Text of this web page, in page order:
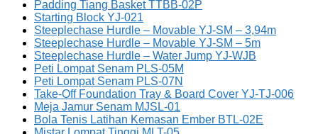
Padding Tiang Basket TTBB-02P
Starting Block YJ-021
Steeplechase Hurdle – Movable YJ-SM – 3,94m
Steeplechase Hurdle – Movable YJ-SM – 5m
Steeplechase Hurdle – Water Jump YJ-WJB
Peti Lompat Senam PLS-05M
Peti Lompat Senam PLS-07N
Take-Off Foundation Tray & Board Cover YJ-TJ-006
Meja Jamur Senam MJSL-01
Bola Tenis Latihan Kemasan Ember BTL-02E